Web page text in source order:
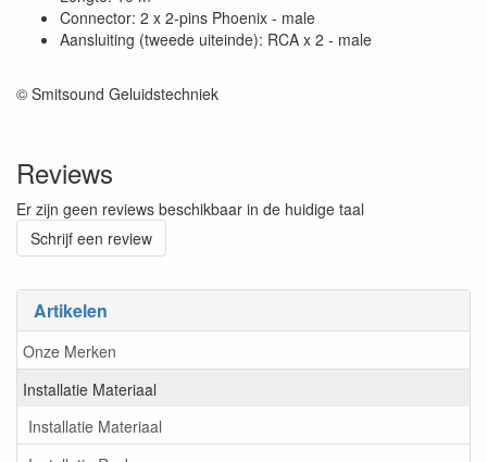
Artikelen
Onze Merken
Installatie Materiaal
Installatie Materiaal
Connector: 2 x 2-pins Phoenix - male
Aansluiting (tweede uiteinde): RCA x 2 - male
© Smitsound Geluidstechniek
Reviews
Er zijn geen reviews beschikbaar in de huidige taal
Schrijf een review